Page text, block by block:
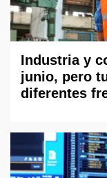
Industria y
junio, pero
diferentes